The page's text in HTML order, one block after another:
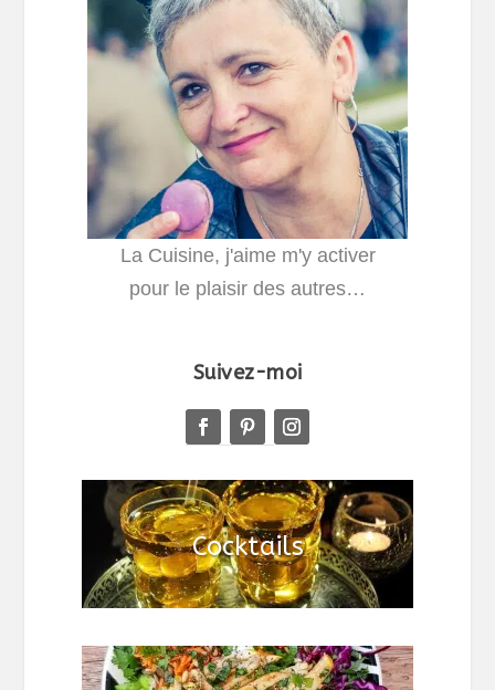
La Cuisine, j'aime m'y activer
pour le plaisir des autres…
Suivez-moi